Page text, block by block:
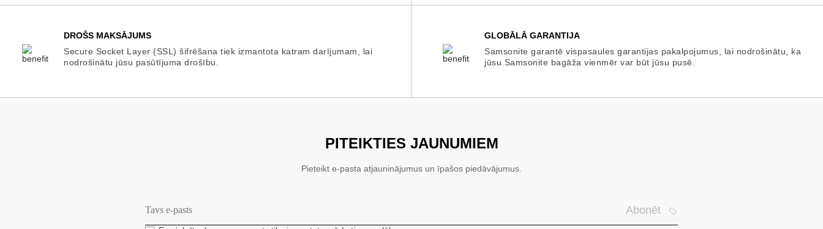
DROŠS MAKSĀJUMS
Secure Socket Layer (SSL) šifrēšana tiek izmantota katram darījumam, lai
nodrošinātu jūsu pasūtījuma drošību.
GLOBĀLĀ GARANTIJA
Samsonite garantē vispasaules garantijas pakalpojumus, lai nodrošinātu, ka
jūsu Samsonite bagāža vienmēr var būt jūsu pusē.
PITEIKTIES JAUNUMIEM
Pieteikt e-pasta atjauninājumus un īpašos piedāvājumus.
Abonēt